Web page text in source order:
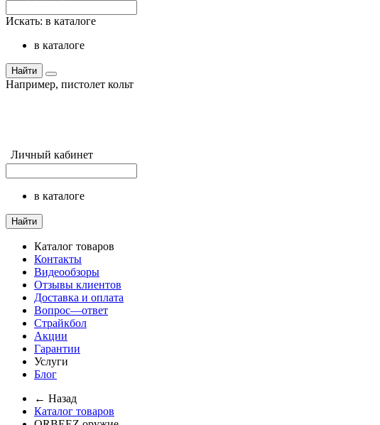
Искать: в каталоге
в каталоге
Найти
Например, пистолет кольт
Личный кабинет
в каталоге
Найти
Каталог товаров
Контакты
Видеообзоры
Отзывы клиентов
Доставка и оплата
Вопрос—ответ
Страйкбол
Акции
Гарантии
Услуги
Блог
← Назад
Каталог товаров